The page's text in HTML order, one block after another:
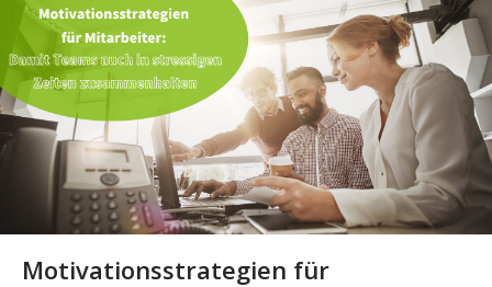
Motivationsstrategien für